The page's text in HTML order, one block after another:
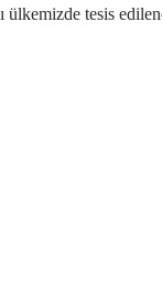
ülkemizde tesis